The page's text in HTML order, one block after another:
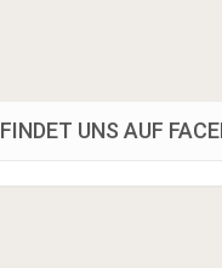
FINDET UNS AUF